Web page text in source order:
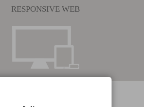
RESPONSIVE WEB